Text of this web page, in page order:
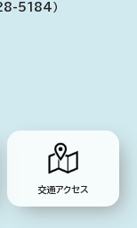
5184）
交通アクセス